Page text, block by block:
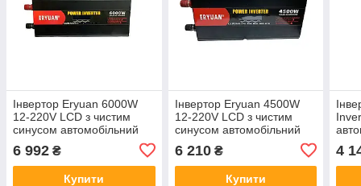
Інвертор Eryuan 6000W
12-220V LCD з чистим
синусом автомобільний
6 992 ₴
Купити
Інвертор Eryuan 4500W
12-220V LCD з чистим
синусом автомобільний
для котла
6 210₴
Купити
4